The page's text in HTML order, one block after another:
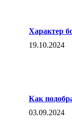
Характер
19.10.2024
Как
03.09.2024